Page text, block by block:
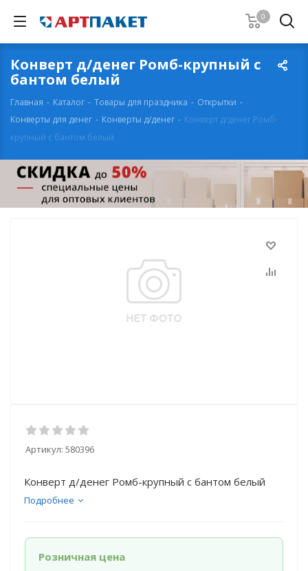
0
Конверт д/денег Ромб-крупный с
бантом белый
Главная - Каталог - Товары для праздника - Открытки -
Конверты для денег - Конверты д/денег - Конверт д/денег Ромб-
крупный с бантом белый
Артикул: 580396
Конверт д/денег Ромб-крупный с бантом белый
Подробнее
Розничная цена